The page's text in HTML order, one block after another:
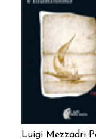
AGGIUNGI AL
CARRELLO
Luigi Mezzadri